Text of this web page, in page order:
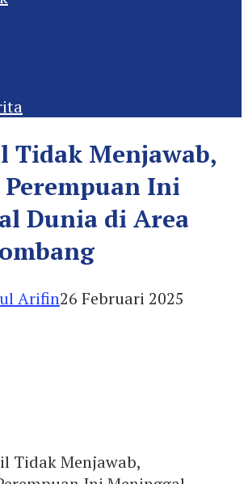
Tidak Menjawab,
Ini
Dunia di Area
Arifin26 Februari 2025